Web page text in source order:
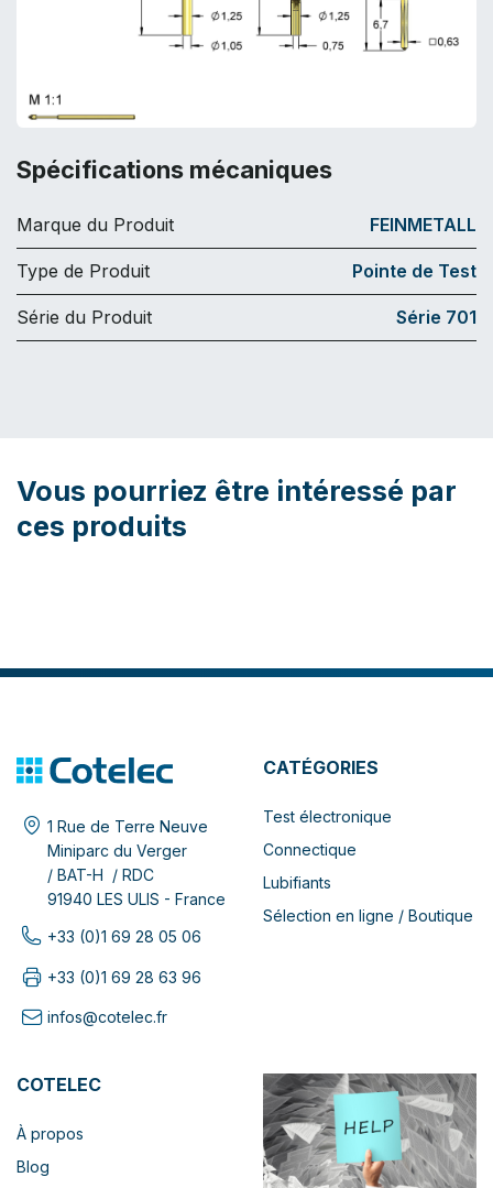
Spécifications mécaniques
Marque du Produit FEINMETALL
Type de Produit Pointe de Test
Série du Produit Série 701
Vous pourriez être intéressé par
ces produits
1 Rue de Terre Neuve
Miniparc du Verger
/ BAT-H / RDC
91940 LES ULIS - France
+33 (0)1 69 28 05 06
+33 (0)1 69 28 63 96
infos@cotelec.fr
CATÉGORIES
Test électronique
Connectique
Lubifiants
Sélection en ligne / Boutique
COTELEC
À propos
Blog